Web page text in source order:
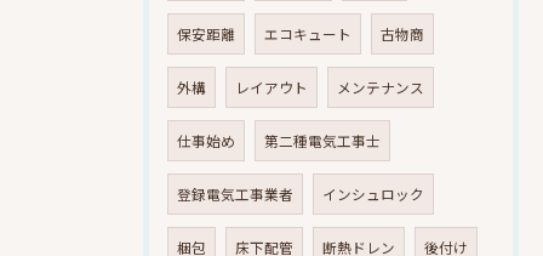
保安距離 エコキュート 古物商
外構 レイアウト メンテナンス
仕事始め 第二種電気工事士
登録電気工事業者 インシュロック
梱包 床下配管 断熱ドレン 後付け